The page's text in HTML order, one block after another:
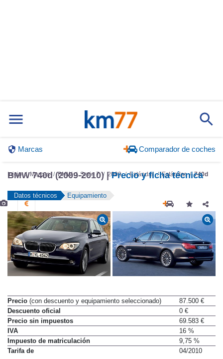
Marcas Comparador de coches
Inicio Marcas BMW Serie 7 2009 Estándar Estándar 740d
BMW 740d (2009-2010) |Precio y ficha técnica
Datos técnicos Equipamiento
Precio (con descuento y equipamiento seleccionado)
87.500 €
Descuento oficial
0 €
Precio sin impuestos
69.583 €
IVA
16 %
Impuesto de matriculación
9,75 %
Tarifa de
04/2010